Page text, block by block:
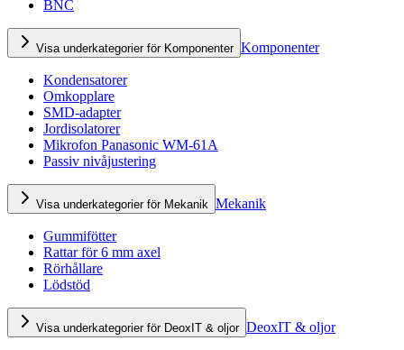
BNC
Visa underkategorier för Komponenter Komponenter
Kondensatorer
Omkopplare
SMD-adapter
Jordisolatorer
Mikrofon Panasonic WM-61A
Passiv nivåjustering
Visa underkategorier för Mekanik Mekanik
Gummifötter
Rattar för 6 mm axel
Rörhållare
Lödstöd
Visa underkategorier för DeoxIT & oljor DeoxIT & oljor